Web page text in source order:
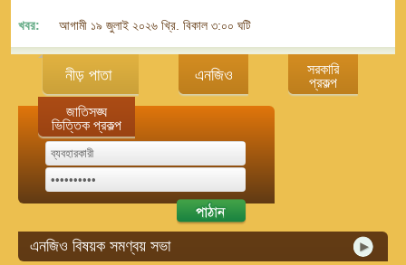
খবর: আগামী ১৯ জুলাই ২০২৬ খ্রি. বিকাল ৩:০০ ঘটিকায় জেলা এনজিও বিষয়ক সমন্বয়
নীড় পাতা এনজিও
সরকারি
প্রকল্প
জাতিসঙ্ঘ
ভিত্তিক প্রকল্প
এনজিও বিষয়ক সমণ্বয় সভা